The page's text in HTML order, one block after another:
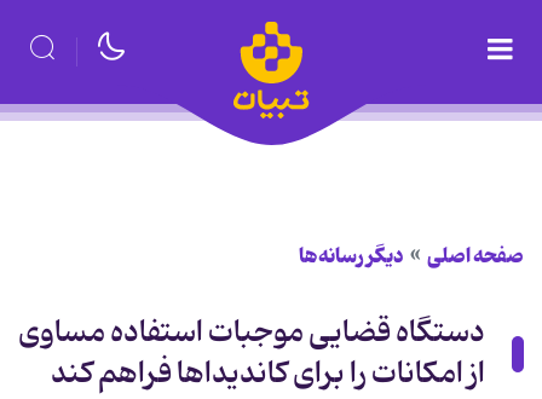
صفحه اصلی دیگر رسانه‌ها
دستگاه قضایی موجبات استفاده مساوی
از امکانات را برای کاندیداها فراهم کند